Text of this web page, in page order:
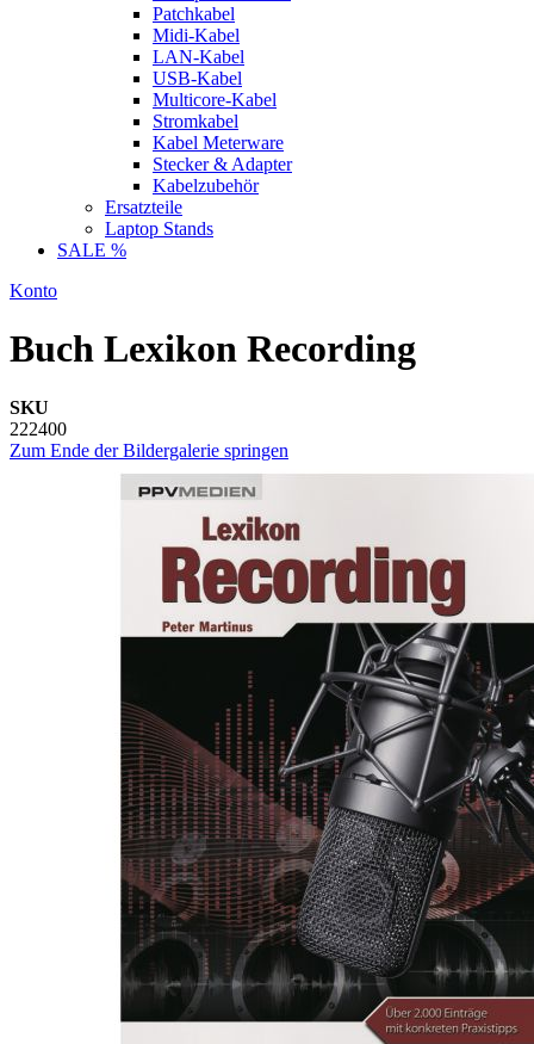
Patchkabel
Midi-Kabel
LAN-Kabel
USB-Kabel
Multicore-Kabel
Stromkabel
Kabel Meterware
Stecker & Adapter
Kabelzubehör
Ersatzteile
Laptop Stands
SALE %
Konto
Buch Lexikon Recording
SKU
222400
Zum Ende der Bildergalerie springen